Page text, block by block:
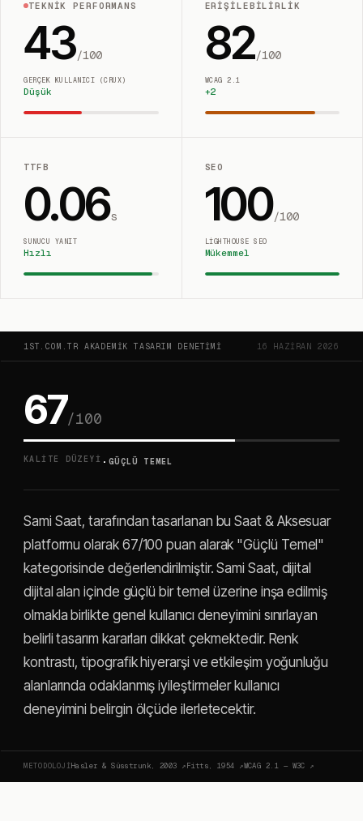
TEKNIK PERFORMANS
43/100
GERÇEK KULLANICI (CRUX)
Düşük
ERIŞILEBILIRLIK
82/100
WCAG 2.1
+2
TTFB
0.06s
SUNUCU YANIT
Hızlı
SEO
100/100
LIGHTHOUSE SEO
Mükemmel
1ST.COM.TR AKADEMIK TASARIM DENETIMI 16 HAZIRAN 2026
67/100
KALITE DÜZEYI ·GÜÇLÜ TEMEL
Sami Saat, tarafından tasarlanan bu Saat & Aksesuar
platformu olarak 67/100 puan alarak "Güçlü Temel"
kategorisinde değerlendirilmiştir. Sami Saat, dijital
dijital alan içinde güçlü bir temel üzerine inşa edilmiş
olmakla birlikte genel kullanıcı deneyimini sınırlayan
belirli tasarım kararları dikkat çekmektedir. Renk
kontrastı, tipografik hiyerarşi ve etkileşim yoğunluğu
alanlarında odaklanmış iyileştirmeler kullanıcı
deneyimini belirgin ölçüde ilerletecektir.
METODOLOJIHasler & Süsstrunk, 2003 ↗Fitts, 1954 ↗WCAG 2.1 — W3C ↗